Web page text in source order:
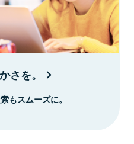
さを。
もスムーズに。